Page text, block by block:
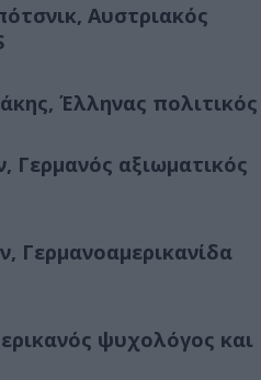
Αυστριακός
Έλληνας πολιτικός
Γερμανός αξιωματικός
Γερμανοαμερικανίδα
ψυχολόγος και